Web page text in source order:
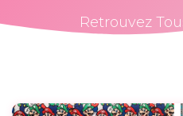
Retrouvez